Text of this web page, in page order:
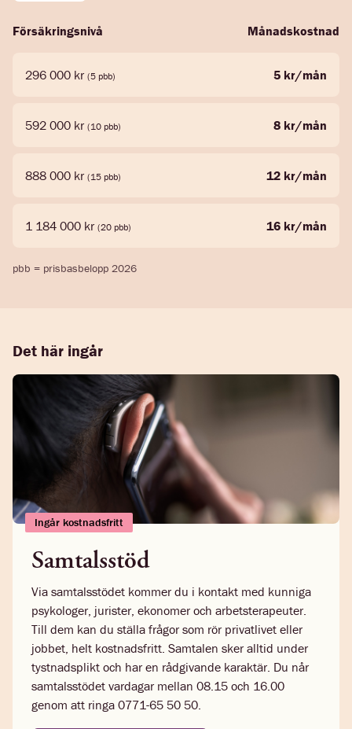
Försäkringsnivå Månadskostnad
296 000 kr (5 pbb) 5 kr/mån
592 000 kr (10 pbb) 8 kr/mån
888 000 kr (15 pbb) 12 kr/mån
1 184 000 kr (20 pbb) 16 kr/mån
pbb = prisbasbelopp 2026
Det här ingår
Ingår kostnadsfritt
Samtalsstöd
Via samtalsstödet kommer du i kontakt med kunniga
psykologer, jurister, ekonomer och arbetsterapeuter.
Till dem kan du ställa frågor som rör privatlivet eller
jobbet, helt kostnadsfritt. Samtalen sker alltid under
tystnadsplikt och har en rådgivande karaktär. Du når
samtalsstödet vardagar mellan 08.15 och 16.00
genom att ringa 0771-65 50 50.